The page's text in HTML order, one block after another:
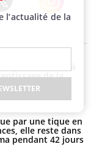
Instagram
de la
?
par une tique en
elle reste dans
pendant 42 jours
l’actualité de la